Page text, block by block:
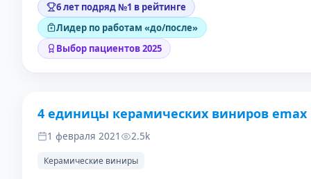
6 лет подряд №1 в рейтинге
Лидер по работам «до/после»
Выбор пациентов 2025
ДО
4 единицы керамических виниров emax
1 февраля 2021 2.5k
Керамические виниры